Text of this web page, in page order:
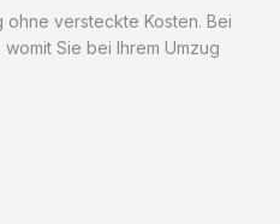
ohne versteckte Kosten. Bei
Sie bei Ihrem Umzug